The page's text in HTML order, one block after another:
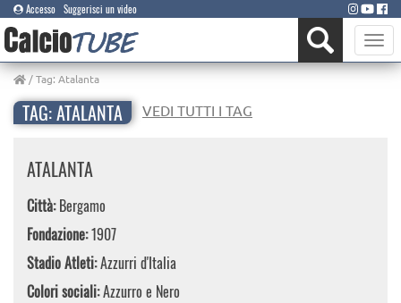
Accesso Suggerisci un video
Toggle
/ Tag: Atalanta
TAG: ATALANTA VEDI TUTTI I TAG
ATALANTA
Città:Bergamo
Fondazione:1907
Stadio Atleti:Azzurri d'Italia
Colori sociali:Azzurro e Nero